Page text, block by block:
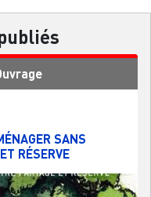
SANS
RÉSERVE